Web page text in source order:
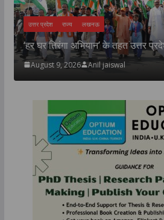
यात्रा-
TOP NEWS उत्तर प्रदेश
जीआईटीएम और
के बीच एमओयू, ब्लॉकचेन
August 9, 2026